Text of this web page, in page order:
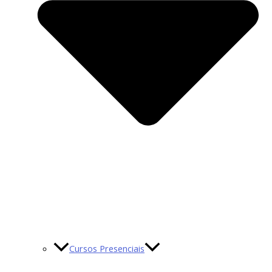
Cursos Presenciais